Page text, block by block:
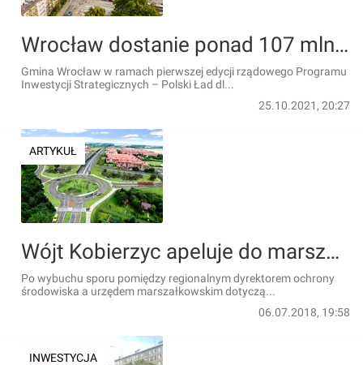
Wrocław dostanie ponad 107 mln zł dofinansowania na przebudowę ul. Pomorskiej i rewitalizację Wzgórza Partyzantów
Gmina Wrocław w ramach pierwszej edycji rządowego Programu
Inwestycji Strategicznych – Polski Ład dl...
25.10.2021, 20:27
ARTYKUŁ
Wójt Kobierzyc apeluje do marszałka województwa w sprawie WOW. Oczekuje realizacji wariantu omijającego Wysoką
Po wybuchu sporu pomiędzy regionalnym dyrektorem ochrony
środowiska a urzędem marszałkowskim dotyczą...
06.07.2018, 19:58
INWESTYCJA